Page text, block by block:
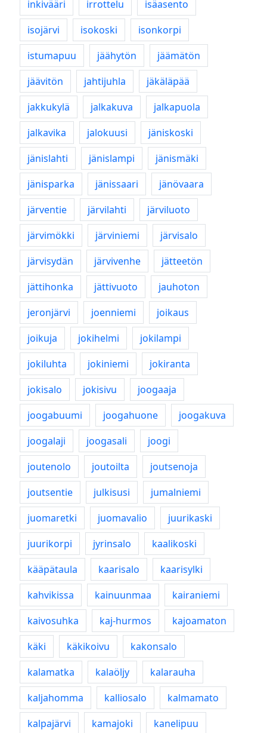
inkivääri
irrottelu
isäasento
isojärvi
isokoski
isonkorpi
istumapuu
jäähytön
jäämätön
jäävitön
jahtijuhla
jäkäläpää
jakkukylä
jalkakuva
jalkapuola
jalkavika
jalokuusi
jäniskoski
jänislahti
jänislampi
jänismäki
jänisparka
jänissaari
jänövaara
järventie
järvilahti
järviluoto
järvimökki
järviniemi
järvisalo
järvisydän
järvivenhe
jätteetön
jättihonka
jättivuoto
jauhoton
jeronjärvi
joenniemi
joikaus
joikuja
jokihelmi
jokilampi
jokiluhta
jokiniemi
jokiranta
jokisalo
jokisivu
joogaaja
joogabuumi
joogahuone
joogakuva
joogalaji
joogasali
joogi
joutenolo
joutoilta
joutsenoja
joutsentie
julkisusi
jumalniemi
juomaretki
juomavalio
juurikaski
juurikorpi
jyrinsalo
kaalikoski
kääpätaula
kaarisalo
kaarisylki
kahvikissa
kainuunmaa
kairaniemi
kaivosuhka
kaj-hurmos
kajoamaton
käki
käkikoivu
kakonsalo
kalamatka
kalaöljy
kalarauha
kaljahomma
kalliosalo
kalmamato
kalpajärvi
kamajoki kanelipuu